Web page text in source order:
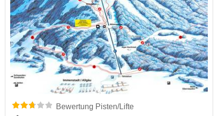
Bewertung Pisten/Lifte